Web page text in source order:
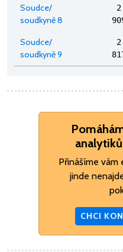
Soudce/
soudkyně 8
Soudce/
soudkyně 9
Přinášíme vám
jinde
CHCI